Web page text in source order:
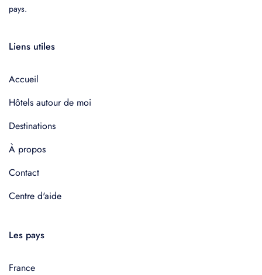
pays.
Liens utiles
Accueil
Hôtels autour de moi
Destinations
À propos
Contact
Centre d'aide
Les pays
France